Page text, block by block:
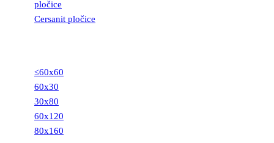
pločice
Cersanit pločice
≤60x60
60x30
30x80
60x120
80x160